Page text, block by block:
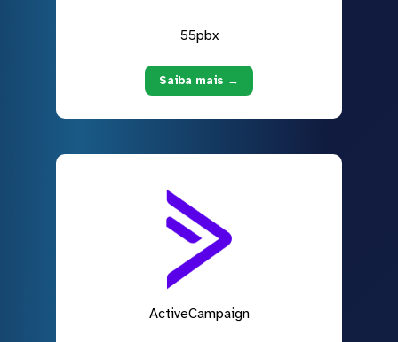
55pbx
Saiba mais →
ActiveCampaign